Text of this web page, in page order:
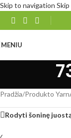
Skip to navigation
MENIU
Pradžia/Produkto
Rodyti šoninę